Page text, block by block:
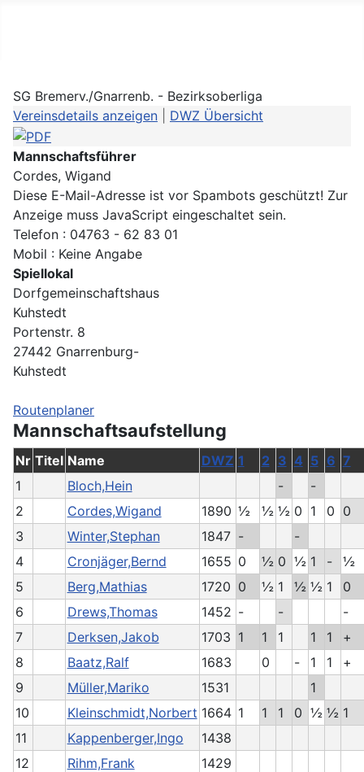
SG Bremerv./Gnarrenb. - Bezirksoberliga
Vereinsdetails anzeigen
DWZ Übersicht
Mannschaftsführer
Cordes, Wigand
Diese E-Mail-Adresse ist vor Spambots geschützt! Zur
Anzeige muss JavaScript eingeschaltet sein.
Telefon : 04763 - 62 83 01
Mobil : Keine Angabe
Spiellokal
Dorfgemeinschaftshaus
Kuhstedt
Portenstr. 8
27442 Gnarrenburg-
Kuhstedt
Routenplaner
Mannschaftsaufstellung
Nr Titel Name DWZ 1 2 3 4 5 6 7
1
Bloch,Hein -
-
2
Cordes,Wigand 1890 ½ ½ ½ 0 1 0 0
3
Winter,Stephan 1847 -
-
4
Cronjäger,Bernd 1655 0 ½ 0 ½ 1 -
½
5
Berg,Mathias 1720 0 ½ 1 ½ ½ 1
0
6
Drews,Thomas 1452 - -
-
7
Derksen,Jakob 1703 1 1 1 1 1
+
8
Baatz,Ralf 1683 0 - 1 1
+
9
Müller,Mariko 1531
1
10
Kleinschmidt,Norbert 1664 1 1 1 0 ½ ½ 1
11
Kappenberger,Ingo
1438
12
Rihm,Frank
1429